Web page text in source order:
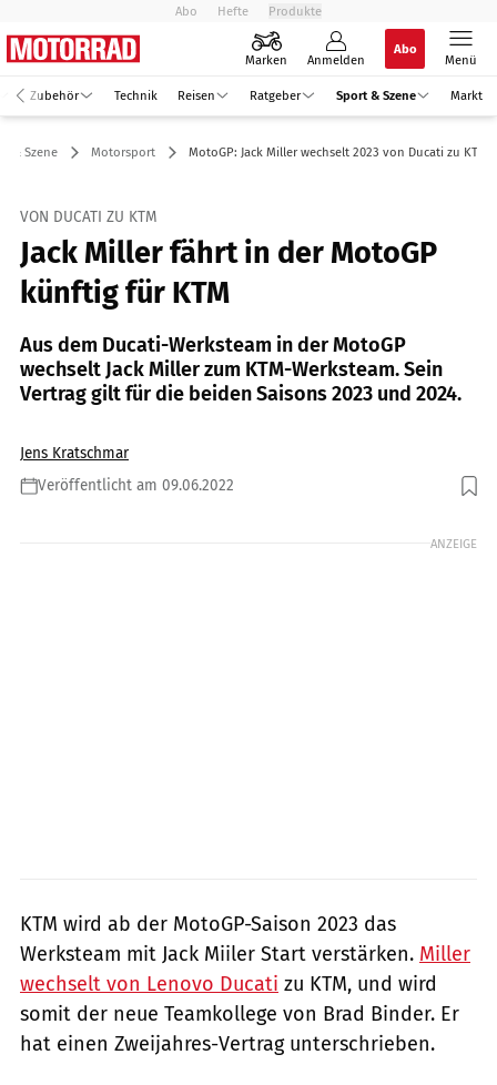
Abo Hefte Produkte
Marken Anmelden
Abo
Menü
Zubehör Technik Reisen Ratgeber Sport & Szene Markt
& Szene Motorsport MotoGP: Jack Miller wechselt 2023 von Ducati zu KTM
VON DUCATI ZU KTM
Jack Miller fährt in der MotoGP
künftig für KTM
Aus dem Ducati-Werksteam in der MotoGP
wechselt Jack Miller zum KTM-Werksteam. Sein
Vertrag gilt für die beiden Saisons 2023 und 2024.
Jens Kratschmar
Veröffentlicht am 09.06.2022
Foto: Ducati
ANZEIGE
KTM wird ab der MotoGP-Saison 2023 das
Werksteam mit Jack Miiler Start verstärken. Miller
wechselt von Lenovo Ducati zu KTM, und wird
somit der neue Teamkollege von Brad Binder. Er
hat einen Zweijahres-Vertrag unterschrieben.